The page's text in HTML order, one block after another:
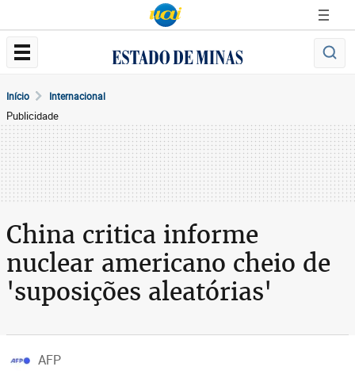
Início Internacional
Publicidade
China critica informe
nuclear americano cheio de
'suposições aleatórias'
AFP